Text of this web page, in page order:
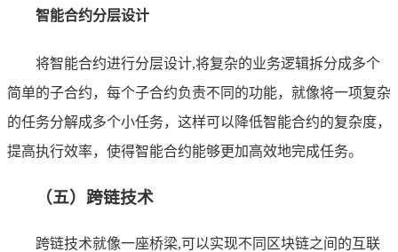
智能合约分层设计
将智能合约进行分层设计,将复杂的业务逻辑拆分成多个
简单的子合约，每个子合约负责不同的功能，就像将一项复杂
的任务分解成多个小任务，这样可以降低智能合约的复杂度，
提高执行效率，使得智能合约能够更加高效地完成任务。
（五）跨链技术
跨链技术就像一座桥梁,可以实现不同区块链之间的互联